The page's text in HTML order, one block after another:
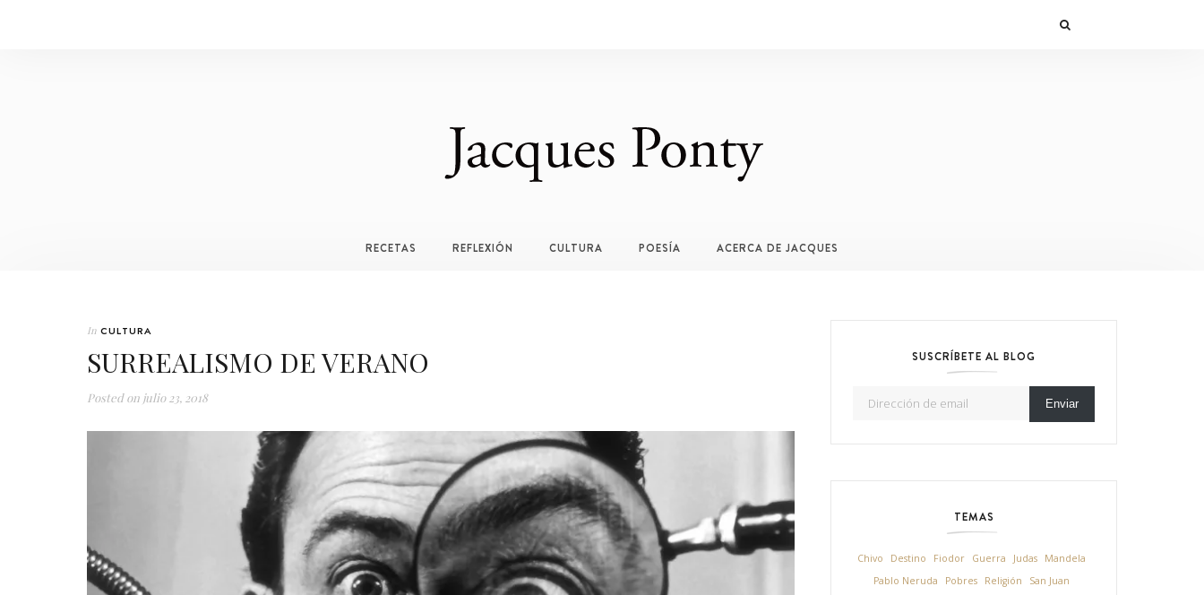
RECETAS REFLEXIÓN CULTURA POESÍA ACERCA DE JACQUES
In CULTURA
SURREALISMO DE VERANO
Posted on julio 23, 2018
SUSCRÍBETE AL BLOG
Enviar
TEMAS
Chivo Destino Fiodor Guerra Judas
Mandela
Pablo Neruda
Pobres Religión
San Juan